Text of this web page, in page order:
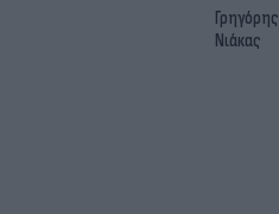
Γρηγόρης
Νιάκας